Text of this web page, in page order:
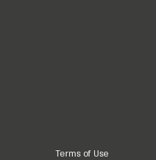
Terms of Use